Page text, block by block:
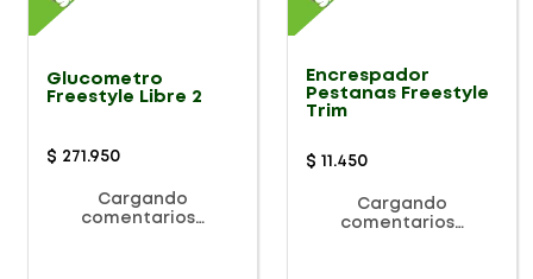
Glucometro
Freestyle Libre 2
$ 271 .950
Cargando
comentarios…
Encrespador
Pestanas Freestyle
Trim
$ .450
Cargando
comentarios…